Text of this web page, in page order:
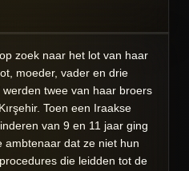
zoek naar het lot van haar
moeder, vader en drie
twee van haar broers
Toen een Iraakse
van 9 en 11 jaar ging
ambtenaar dat ze niet hun
die leidden tot de